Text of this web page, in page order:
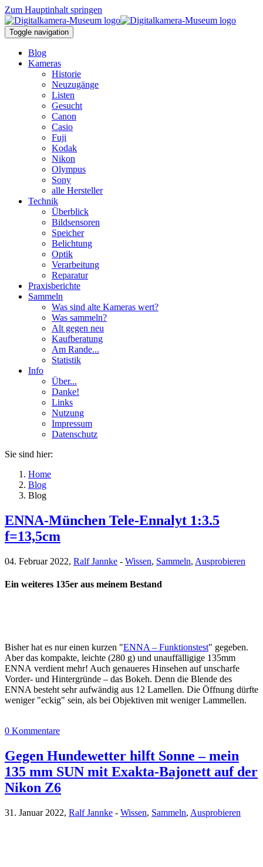
Zum Hauptinhalt springen
Toggle navigation
Blog
Kameras
Historie
Neuzugänge
Listen
Gesucht
Canon
Casio
Fuji
Kodak
Nikon
Olympus
Sony
alle Hersteller
Technik
Überblick
Bildsensoren
Speicher
Belichtung
Optik
Verarbeitung
Reparatur
Praxisberichte
Sammeln
Was sind alte Kameras wert?
Was sammeln?
Alt gegen neu
Kaufberatung
Am Rande...
Statistik
Info
Über...
Danke!
Links
Nutzung
Impressum
Datenschutz
Sie sind hier:
Home
Blog
Blog
ENNA-München Tele-Ennalyt 1:3.5
f=13,5cm
04. Februar 2022, Ralf Jannke - Wissen, Sammeln, Ausprobieren
Ein weiteres 135er aus meinem Bestand
Bisher hat es nur einen kurzen "ENNA – Funktionstest" gegeben.
Aber das kompakte, leichte (280 g) und unauffälligige 135mm
ENNA verdient mehr! Auch genaueres Hinsehen auf unscharfe
Vorder- und Hintergründe – das Bokeh. Denn die Blende des
ENNA besteht sehr aufwändig aus 12 Lamellen. Die Öffnung dürfte
weniger "eckig" sein, als bei Objektiven mit weniger Lammellen.
0 Kommentare
Gegen Hundewetter hilft Sonne – mein
135 mm SUN mit Exakta-Bajonett auf der
Nikon Z6
31. Januar 2022, Ralf Jannke - Wissen, Sammeln, Ausprobieren